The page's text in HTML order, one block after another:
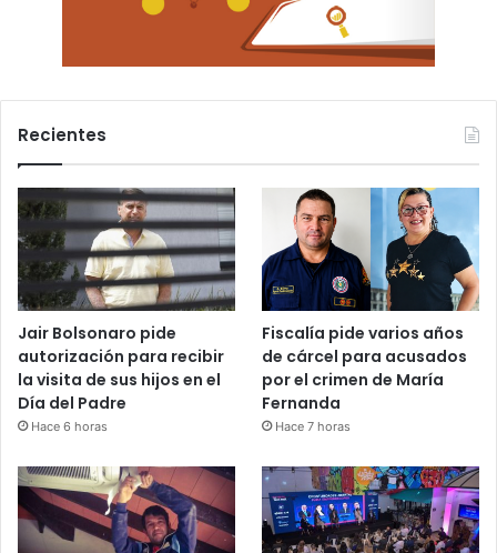
Recientes
Jair Bolsonaro pide
autorización para recibir
la visita de sus hijos en el
Día del Padre
Hace 6 horas
Fiscalía pide varios años
de cárcel para acusados
por el crimen de María
Fernanda
Hace 7 horas